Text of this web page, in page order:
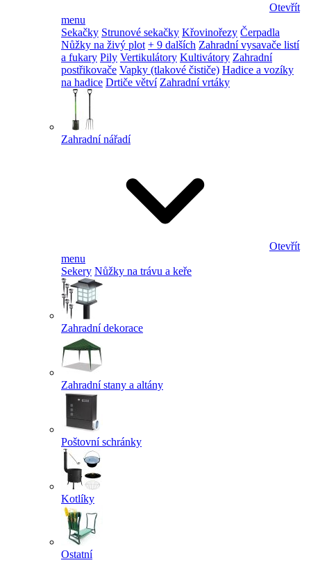
Otevřít
menu
Sekačky Strunové sekačky Křovinořezy Čerpadla
Nůžky na živý plot + 9 dalších Zahradní vysavače listí
a fukary Pily Vertikulátory Kultivátory Zahradní
postřikovače Vapky (tlakové čističe) Hadice a vozíky
na hadice Drtiče větví Zahradní vrtáky
Zahradní nářadí
Otevřít
menu
Sekery Nůžky na trávu a keře
Zahradní dekorace
Zahradní stany a altány
Poštovní schránky
Kotlíky
Ostatní